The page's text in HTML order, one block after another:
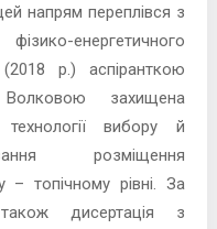
напрям переплівся з
енергетичного
р.) аспіранткою
Волковою захищена
вибору й
розміщення
– топічному рівні. За
дисертація з